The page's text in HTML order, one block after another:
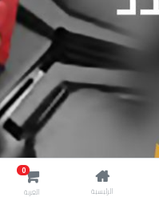
الرئيسية
0
العربة